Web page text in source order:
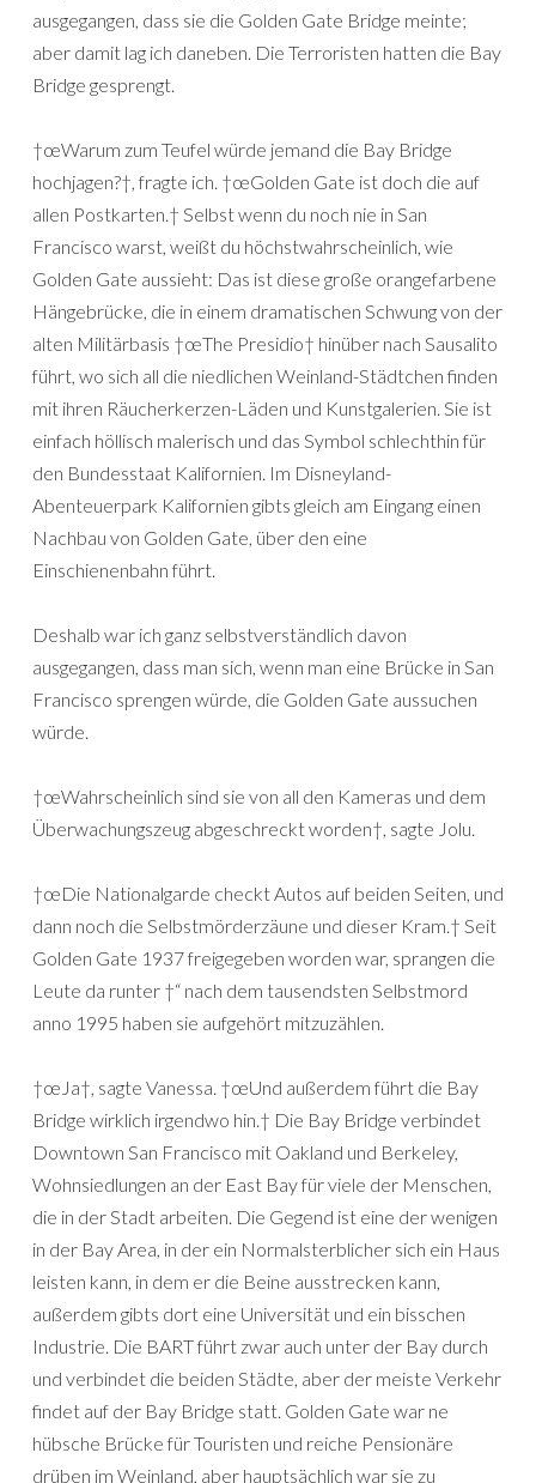
ausgegangen, dass sie die Golden Gate Bridge meinte;
aber damit lag ich daneben. Die Terroristen hatten die Bay
Bridge gesprengt.
†œWarum zum Teufel würde jemand die Bay Bridge
hochjagen?†, fragte ich. †œGolden Gate ist doch die auf
allen Postkarten.† Selbst wenn du noch nie in San
Francisco warst, weißt du höchstwahrscheinlich, wie
Golden Gate aussieht: Das ist diese große orangefarbene
Hängebrücke, die in einem dramatischen Schwung von der
alten Militärbasis †œThe Presidio† hinüber nach Sausalito
führt, wo sich all die niedlichen Weinland-Städtchen finden
mit ihren Räucherkerzen-Läden und Kunstgalerien. Sie ist
einfach höllisch malerisch und das Symbol schlechthin für
den Bundesstaat Kalifornien. Im Disneyland-
Abenteuerpark Kalifornien gibts gleich am Eingang einen
Nachbau von Golden Gate, über den eine
Einschienenbahn führt.
Deshalb war ich ganz selbstverständlich davon
ausgegangen, dass man sich, wenn man eine Brücke in San
Francisco sprengen würde, die Golden Gate aussuchen
würde.
†œWahrscheinlich sind sie von all den Kameras und dem
Überwachungszeug abgeschreckt worden†, sagte Jolu.
†œDie Nationalgarde checkt Autos auf beiden Seiten, und
dann noch die Selbstmörderzäune und dieser Kram.† Seit
Golden Gate 1937 freigegeben worden war, sprangen die
Leute da runter †“ nach dem tausendsten Selbstmord
anno 1995 haben sie aufgehört mitzuzählen.
†œJa†, sagte Vanessa. †œUnd außerdem führt die Bay
Bridge wirklich irgendwo hin.† Die Bay Bridge verbindet
Downtown San Francisco mit Oakland und Berkeley,
Wohnsiedlungen an der East Bay für viele der Menschen,
die in der Stadt arbeiten. Die Gegend ist eine der wenigen
in der Bay Area, in der ein Normalsterblicher sich ein Haus
leisten kann, in dem er die Beine ausstrecken kann,
außerdem gibts dort eine Universität und ein bisschen
Industrie. Die BART führt zwar auch unter der Bay durch
und verbindet die beiden Städte, aber der meiste Verkehr
findet auf der Bay Bridge statt. Golden Gate war ne
hübsche Brücke für Touristen und reiche Pensionäre
drüben im Weinland, aber hauptsächlich war sie zu